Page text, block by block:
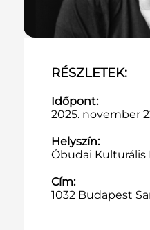
RÉSZLETEK:
Időpont:
2025. november
Helyszín:
Óbudai Kulturális
Cím:
1032 Budapest